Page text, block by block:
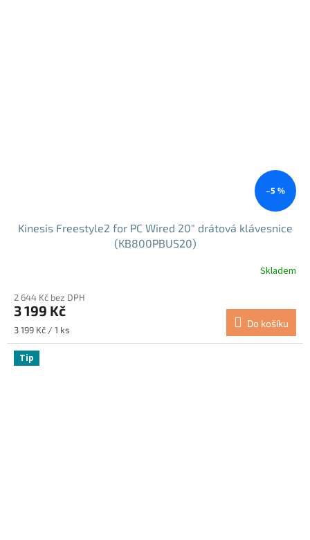
–5 %
Kinesis Freestyle2 for PC Wired 20" drátová klávesnice
(KB800PBUS20)
produktu
je
5,0
z
5
hvězdiček.
Skladem
2 644 Kč bez DPH
3 199 Kč
Měrná
cena:
3 199 Kč / 1 ks
Do košíku
Tip